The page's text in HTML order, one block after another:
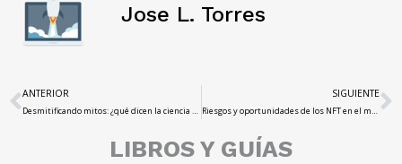
Jose L. Torres
ANTERIOR
Desmitificando mitos: ¿qué dicen la ciencia y el folklore de los fantasmas?
SIGUIENTE
Riesgos y oportunidades de los NFT en el mercado criptográfico
LIBROS Y GUÍAS